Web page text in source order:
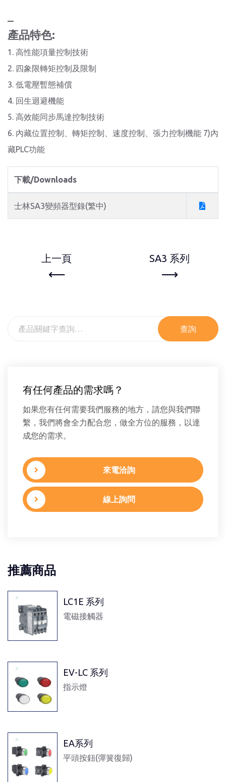
查詢
有任何產品的需求嗎？
如果您有任何需要我們服務的地方，請您與我們聯
繫，我們將會全力配合您，做全方位的服務，以達
成您的需求。
來電洽詢
線上詢問
推薦商品
LC1E 系列
電磁接觸器
EV-LC 系列
指示燈
EA系列
平頭按鈕(彈簧復歸)
產品特色:
1. 高性能項量控制技術
2. 四象限轉矩控制及限制
3. 低電壓暫態補償
4. 回生迴避機能
5. 高效能同步馬達控制技術
6. 內藏位置控制、轉矩控制、速度控制、張力控制機能 7)內
藏PLC功能
下載/Downloads
士林SA3變頻器型錄(繁中)
上一頁 SA3 系列